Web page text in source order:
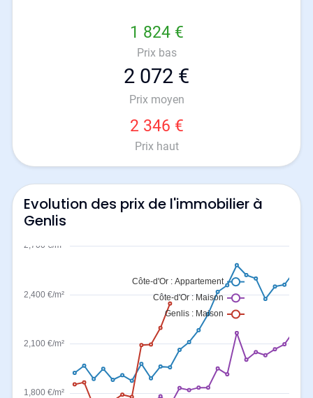
1 824 €
Prix bas
2 072 €
Prix moyen
2 346 €
Prix haut
Evolution des prix de l'immobilier à
Genlis